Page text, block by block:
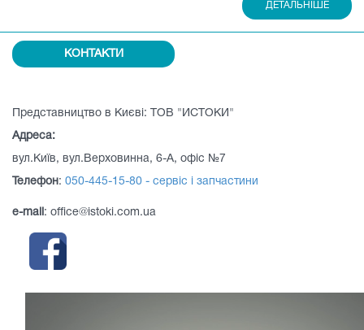
ДЕТАЛЬНІШЕ
КОНТАКТИ
Представництво в Києві: ТОВ "ИСТОКИ"
Адреса:
вул.Київ, вул.Верховинна, 6-А, офіс №7
Телефон: 050-445-15-80 - сервіс і запчастини
e-mail : office@istoki.com.ua